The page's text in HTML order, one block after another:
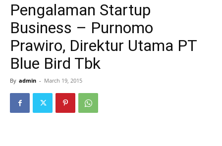
Pengalaman Startup
Business – Purnomo
Prawiro, Direktur Utama PT
Blue Bird Tbk
By admin - March 19, 2015